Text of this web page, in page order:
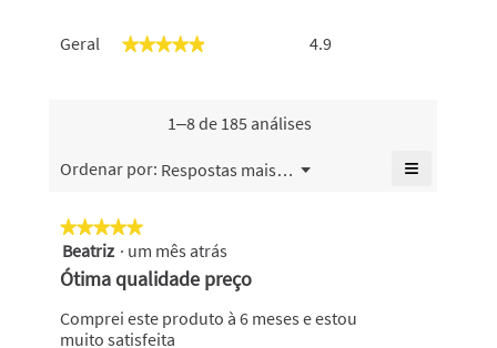
Geral ★★★★★
★★★★★ 4.9
1–8 de 185 análises
Ordenar por: Respostas mais recentes
▼
Menu ≡
★★★★★
★★★★★
5
em
5
estrelas.
Beatriz · um mês atrás
Ótima qualidade preço
Comprei este produto à 6 meses e estou
muito satisfeita